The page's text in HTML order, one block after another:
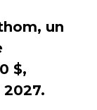
un
$,